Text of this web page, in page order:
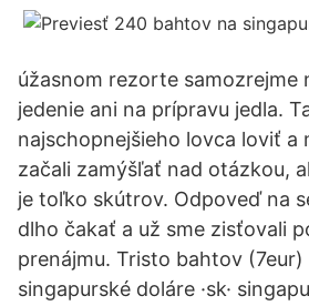
úžasnom rezorte samozrejme
jedenie ani na prípravu jedla.
najschopnejšieho lovca loviť a
začali zamýšľať nad otázkou,
je toľko skútrov. Odpoveď na
dlho čakať a už sme zisťovali
prenájmu. Tristo bahtov (7eur)
singapurské doláre ·sk·